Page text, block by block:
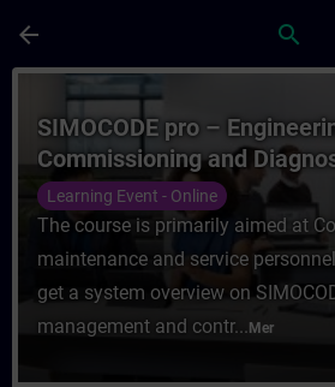
arrow_back search
Kurs - SIMOCODE pro
SIMOCODE pro –
Commissioning and
(Online Training)
Learning Event - Online
The course is primarily aimed at
maintenance and service
get a system overview on
management and contr... Mer